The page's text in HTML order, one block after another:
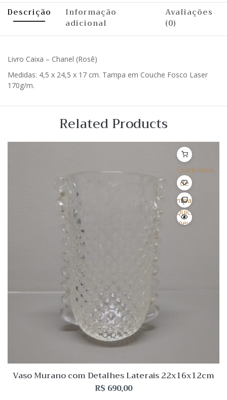
Descrição
Informação
adicional
Avaliações
(0)
Livro Caixa – Chanel (Rosê)
Medidas: 4,5 x 24,5 x 17 cm. Tampa em Couche Fosco Laser
170g/m.
Related Products
Quick View
Lista
de
Desejo
Comparar
Quick
View
Vaso Murano com Detalhes Laterais 22x16x12cm
R$ 690,00